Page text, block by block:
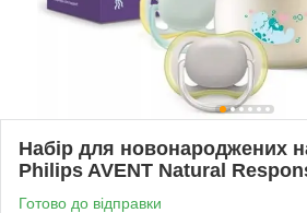
Набір для новонароджених
Philips AVENT Natural
Готово до відправки